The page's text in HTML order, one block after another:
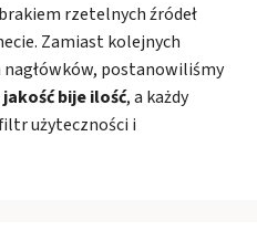
rzetelnych źródeł
Zamiast kolejnych
postanowiliśmy
jakość bije ilość, a każdy
użyteczności i